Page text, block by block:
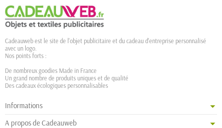
Cadeauweb est le site de l'objet publicitaire et du cadeau d'entreprise personnalisé
avec un logo.
Nos points forts :
De nombreux goodies Made in France
Un grand nombre de produits uniques et de qualité
Des cadeaux écologiques personnalisables
Informations
A propos de Cadeauweb